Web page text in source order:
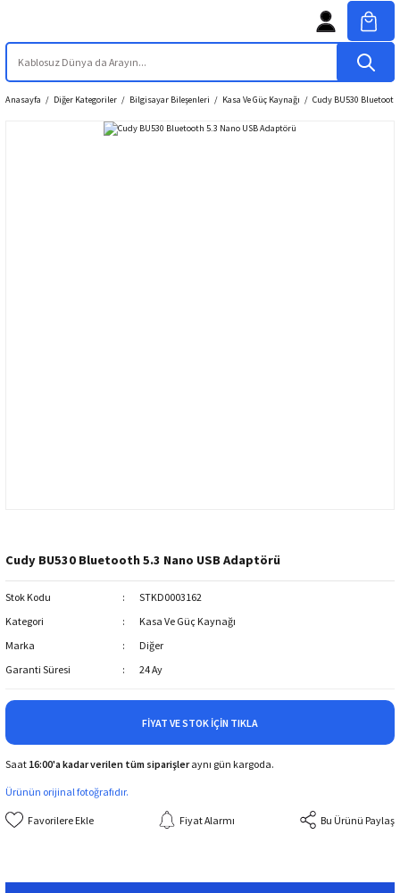
Anasayfa Diğer Kategoriler Bilgisayar Bileşenleri Kasa Ve Güç Kaynağı Cudy BU530
Cudy BU530 Bluetooth 5.3 Nano USB Adaptörü
Stok Kodu
STKD0003162
Kategori
Kasa Ve Güç Kaynağı
Marka
Diğer
Garanti Süresi
24 Ay
FIYAT VE STOK İÇIN TIKLA
Saat 16:00'a kadar verilen tüm siparişleraynı gün kargoda.
Ürünün orijinal fotoğrafıdır.
Fiyat Alarmı Bu Ürünü Paylaş